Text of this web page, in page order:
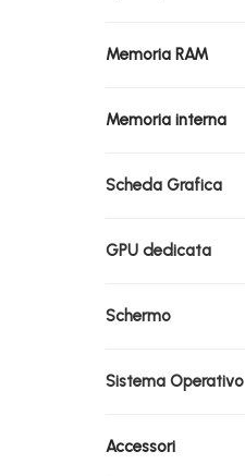
Memoria RAM
Memoria interna
Scheda Grafica
GPU dedicata
Schermo
Sistema Operativo
Accessori